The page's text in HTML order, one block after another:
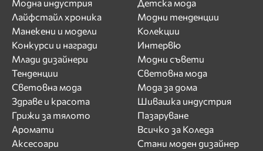
Модна индустрия
Лайфстайл хроника
Манекени и модели
Конкурси и награди
Млади дизайнери
Тенденции
Световна мода
Здраве и красота
Грижи за тялото
Аромати
Аксесоари
Детска мода
Модни тенденции
Колекции
Интервю
Модни съвети
Световна мода
Мода за дома
Шивашка индустрия
Пазаруване
Всичко за Коледа
Стани моден дизайнер